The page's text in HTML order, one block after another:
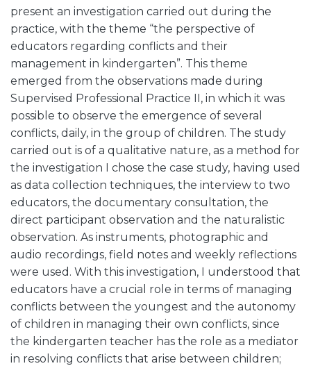
present an investigation carried out during the
practice, with the theme “the perspective of
educators regarding conflicts and their
management in kindergarten”. This theme
emerged from the observations made during
Supervised Professional Practice II, in which it was
possible to observe the emergence of several
conflicts, daily, in the group of children. The study
carried out is of a qualitative nature, as a method for
the investigation I chose the case study, having used
as data collection techniques, the interview to two
educators, the documentary consultation, the
direct participant observation and the naturalistic
observation. As instruments, photographic and
audio recordings, field notes and weekly reflections
were used. With this investigation, I understood that
educators have a crucial role in terms of managing
conflicts between the youngest and the autonomy
of children in managing their own conflicts, since
the kindergarten teacher has the role as a mediator
in resolving conflicts that arise between children;